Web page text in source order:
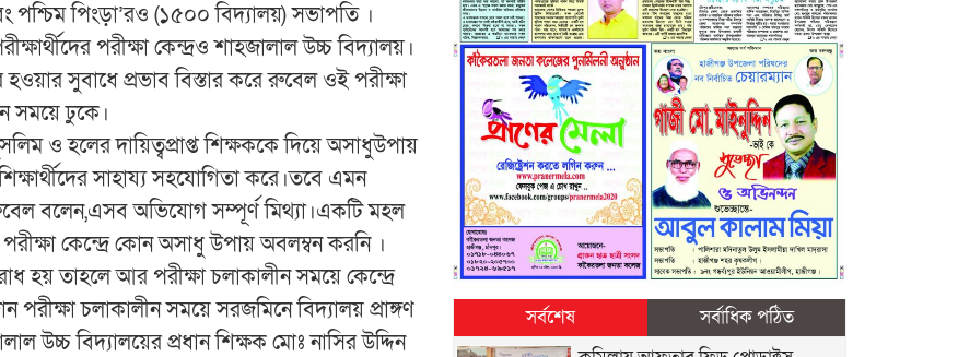
পশ্চিম পিংড়া’রও (১৫০০ বিদ্যালয়) সভাপতি ।
পরীক্ষা কেন্দ্রও শাহজালাল উচ্চ বিদ্যালয়।
হওয়ার সুবাধে প্রভাব বিস্তার করে রুবেল ওই পরীক্ষা
সময়ে ঢুকে।
ও হলের দায়িত্বপ্রাপ্ত শিক্ষককে দিয়ে অসাধুউপায়
সাহায্য সহযোগিতা করে।তবে এমন
বলেন,এসব অভিযোগ সম্পূর্ণ মিথ্যা।একটি মহল
কেন্দ্রে কোন অসাধু উপায় অবলম্বন করনি ।
হয় তাহলে আর পরীক্ষা চলাকালীন সময়ে কেন্দ্রে
পরীক্ষা চলাকালীন সময়ে সরজমিনে বিদ্যালয় প্রাঙ্গণ
বিদ্যালয়ের প্রধান শিক্ষক মোঃ নাসির উদ্দিন
সর্বশেষ
সর্বাধিক পঠিত